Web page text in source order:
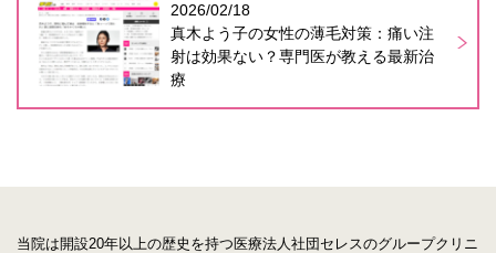
2026/02/18
真木よう子の女性の薄毛対策：痛い注
射は効果ない？専門医が教える最新治
療
当院は開設20年以上の歴史を持つ医療法人社団セレスのグループクリニ